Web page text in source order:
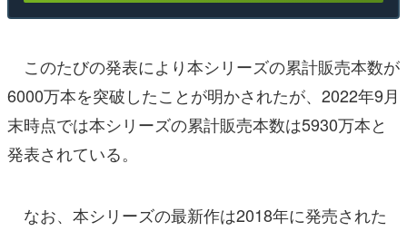
このたびの発表により本シリーズの累計販売本数が
6000万本を突破したことが明かされたが、2022年9月
末時点では本シリーズの累計販売本数は5930万本と
発表されている。
なお、本シリーズの最新作は2018年に発売された